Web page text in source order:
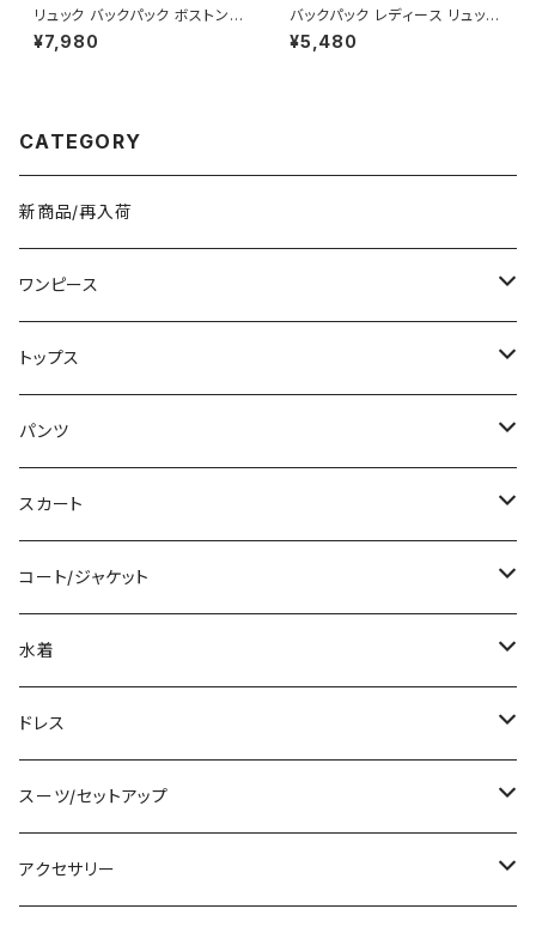
リュック バックパック ボストンバ
ッグ メンズ レディース 大容量
軽量 旅行バッグ 多機能 2WAY
¥7,980
バックパック レディース リュック
春夏 秋冬 春 夏 秋 冬 黒 バッグ
リュックサック かばん 合成皮革
プル バッグパック バック ロゴ ア
代 K-B0042
¥5,480
CATEGORY
新商品/再入荷
ワンピース
ミニ/ショート
ミディアム/ミモレ
ロング/マキシ
袖付き
ノースリーブ
その他
チュニック
トップス
Tシャツ/カットソー
タンクトップ/キャミソール
シャツ/ブラウス
ベアトップ/チューブトップ
カーディガン/ボレロ
ニット/セーター
パーカー
パンツ
ショート丈
クロップド丈
ロング丈
デニム
レギンス
その他
スカート
ミニ/ショート
ミディアム/ミモレ
ロング
その他
コート/ジャケット
コート
ジャケット
その他
水着
タンキニ
バンドゥビキニ
ワンピース
ドレス
ミニ/ショート
ミディアム/ミモレ
スーツ/セットアップ
パンツスーツ
アクセサリー